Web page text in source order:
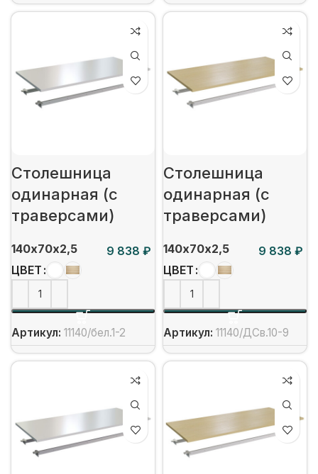
Столешница
одинарная (с
траверсами)
140х70х2,5
₽
ЦВЕТ
Артикул: 11140/бел.1-2
Столешница
одинарная (с
траверсами)
140х70х2,5
₽
ЦВЕТ
Артикул: 11140/ДСв.10-9